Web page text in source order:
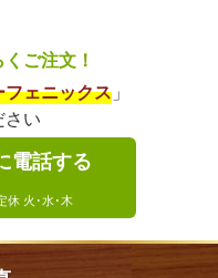
ご注文！
ェニックス 」
さい
電話する